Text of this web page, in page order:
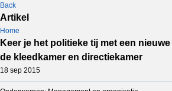
Back
Artikel
Home
Keer je het politieke tij met een
de kleedkamer en directiekamer
18 sep 2015